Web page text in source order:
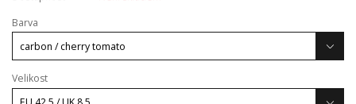
Barva
Velikost